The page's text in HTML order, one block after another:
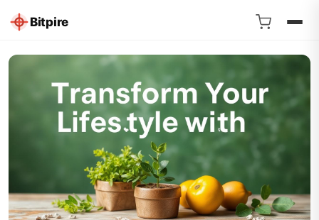
Bitpire